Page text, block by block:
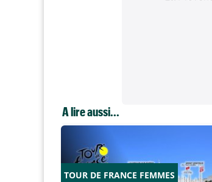
A lire aussi...
TOUR DE FRANCE FEMMES